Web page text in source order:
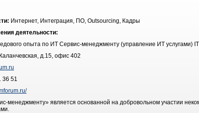
Интернет, Интеграция, ПО, Outsourcing, Кадры
деятельности:
опыта по ИТ Сервис-менеджменту (управление ИТ услугами)
д.15, офис 402
36 51
менеджменту» является основанной на добровольном участии